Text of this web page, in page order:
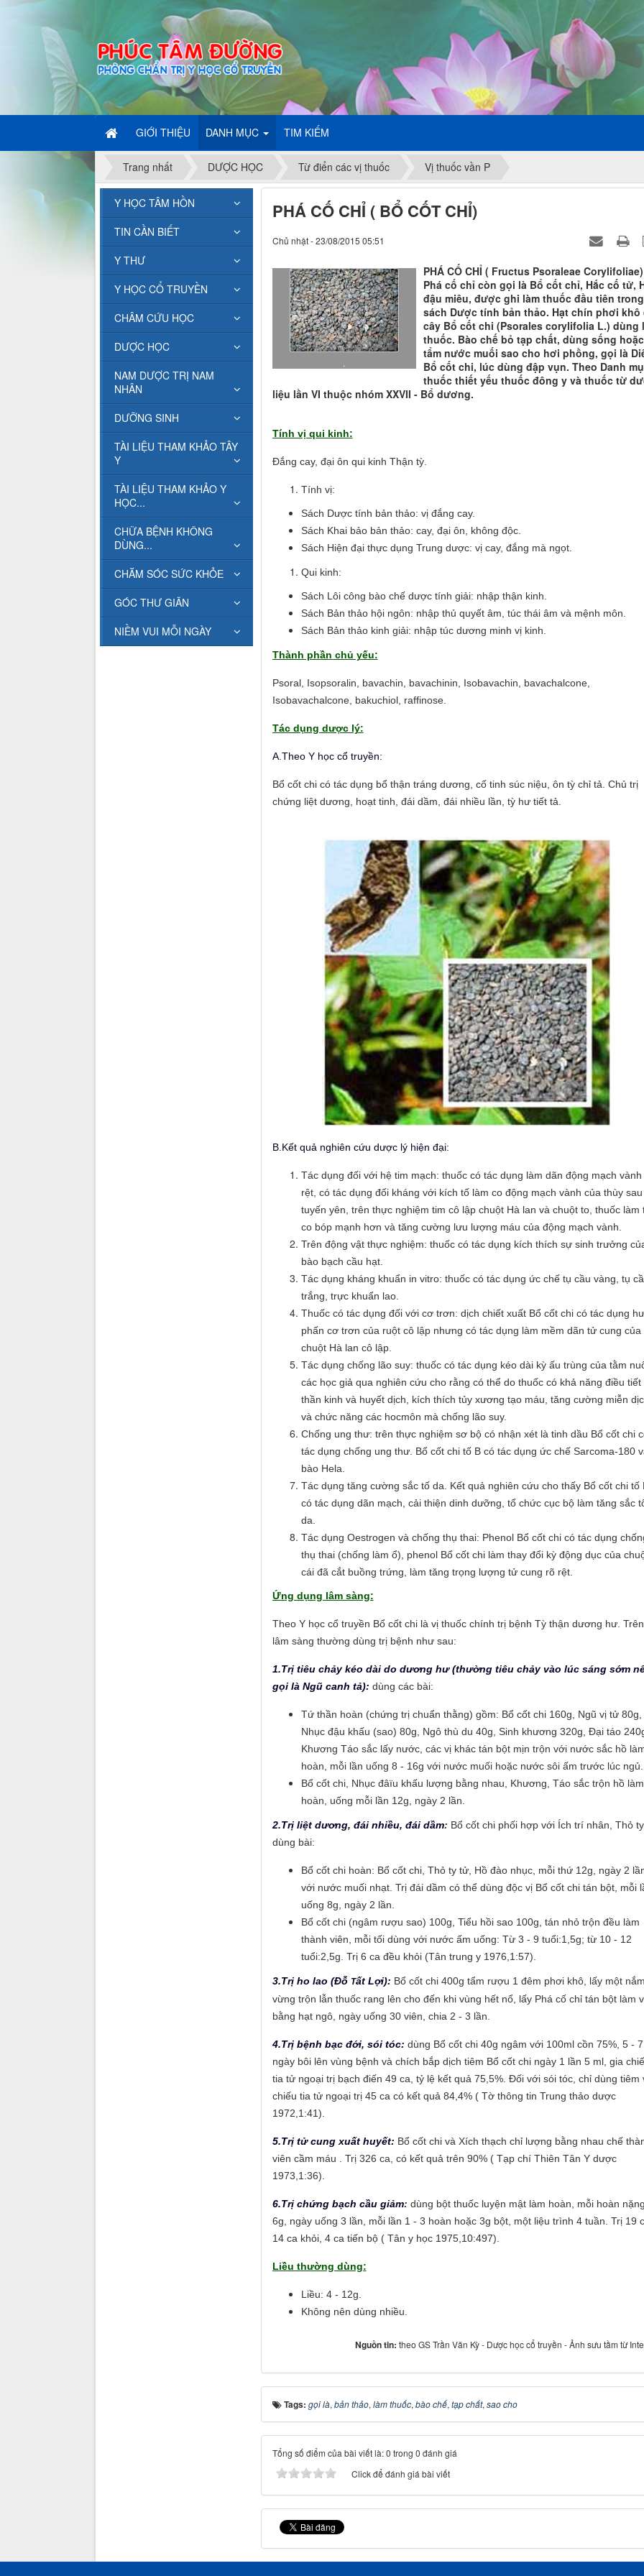
GIỚI THIỆU DANH MỤC TIM KIẾM
Trang nhất DƯỢC HỌC Từ điển các vị thuốc Vị thuốc vần P
PHÁ CỐ CHỈ ( BỔ CỐT CHỈ)
Chủ nhật - 23/08/2015 05:51
.
PHÁ CỐ CHỈ ( Fructus Psoraleae Corylifoliae)
Phá cố chỉ còn gọi là Bổ cốt chỉ, Hắc cố tử,
đậu miêu, được ghi làm thuốc đầu tiên trong
sách Dược tính bản thảo. Hạt chín phơi khô
cây Bổ cốt chi (Psorales corylifolia L.) dùng
thuốc. Bào chế bỏ tạp chất, dùng sống hoặc
tẩm nước muối sao cho hơi phồng, gọi là
Bổ cốt chi, lúc dùng đập vụn. Theo Danh
thuốc thiết yếu thuốc đông y và thuốc từ
liệu lần VI thuộc nhóm XXVII - Bổ dương.
Tính vị qui kinh:
Đắng cay, đại ôn qui kinh Thận tỳ.
Tính vị:
Sách Dược tính bản thảo: vị đắng cay.
Sách Khai bảo bản thảo: cay, đại ôn, không độc.
Sách Hiện đại thực dụng Trung dược: vị cay, đắng mà ngọt.
Qui kinh:
Sách Lôi công bào chế dược tính giải: nhập thận kinh.
Sách Bản thảo hội ngôn: nhập thủ quyết âm, túc thái âm và mệnh môn.
Sách Bản thảo kinh giải: nhập túc dương minh vị kinh.
Thành phần chủ yếu:
Psoral, Isopsoralin, bavachin, bavachinin, Isobavachin, bavachalcone,
Isobavachalcone, bakuchiol, raffinose.
Tác dụng dược lý:
A.Theo Y học cổ truyền:
Bổ cốt chi có tác dụng bổ thận tráng dương, cố tinh súc niệu, ôn tỳ chỉ tả. Chủ trị
chứng liệt dương, hoạt tinh, đái dầm, đái nhiều lần, tỳ hư tiết tả.
B.Kết quả nghiên cứu dược lý hiện đại:
Tác dụng đối với hệ tim mạch: thuốc có tác dụng làm dãn động mạch vành
rệt, có tác dụng đối kháng với kích tố làm co động mạch vành của thùy sau
tuyến yên, trên thực nghiệm tim cô lập chuột Hà lan và chuột to, thuốc làm
co bóp mạnh hơn và tăng cường lưu lượng máu của động mạch vành.
Trên động vật thực nghiệm: thuốc có tác dụng kích thích sự sinh trưởng
bào bạch cầu hạt.
Tác dụng kháng khuẩn in vitro: thuốc có tác dụng ức chế tụ cầu vàng, tụ
trắng, trực khuẩn lao.
Thuốc có tác dụng đối với cơ trơn: dịch chiết xuất Bổ cốt chi có tác dụng
phấn cơ trơn của ruột cô lập nhưng có tác dụng làm mềm dãn tử cung của
chuột Hà lan cô lập.
Tác dụng chống lão suy: thuốc có tác dụng kéo dài kỳ ấu trùng của tằm
các học giả qua nghiên cứu cho rằng có thể do thuốc có khả năng điều tiết
thần kinh và huyết dịch, kích thích tủy xương tạo máu, tăng cường miễn
và chức năng các hocmôn mà chống lão suy.
Chống ung thư: trên thực nghiệm sơ bộ có nhận xét là tinh dầu Bổ cốt chi
tác dụng chống ung thư. Bổ cốt chi tố B có tác dụng ức chế Sarcoma-180
bào Hela.
Tác dụng tăng cường sắc tố da. Kết quả nghiên cứu cho thấy Bổ cốt chi tố
có tác dụng dãn mạch, cải thiện dinh dưỡng, tổ chức cục bộ làm tăng sắc
da.
Tác dụng Oestrogen và chống thụ thai: Phenol Bổ cốt chi có tác dụng
thụ thai (chống làm ổ), phenol Bổ cốt chi làm thay đổi kỳ động dục của
cái đã cắt buồng trứng, làm tăng trọng lượng tử cung rõ rệt.
Ứng dụng lâm sàng:
Theo Y học cổ truyền Bổ cốt chi là vị thuốc chính trị bệnh Tỳ thận dương hư. Trên
lâm sàng thường dùng trị bệnh như sau:
1.Trị tiêu chảy kéo dài do dương hư (thường tiêu chảy vào lúc sáng sớm
gọi là Ngũ canh tả): dùng các bài:
Tứ thần hoàn (chứng trị chuẩn thằng) gồm: Bổ cốt chi 160g, Ngũ vị tử 80g,
Nhục đậu khấu (sao) 80g, Ngô thù du 40g, Sinh khương 320g, Đại táo
Khương Táo sắc lấy nước, các vị khác tán bột mịn trộn với nước sắc hồ
hoàn, mỗi lần uống 8 - 16g với nước muối hoặc nước sôi ấm trước lúc ngủ.
Bổ cốt chi, Nhục đâïu khấu lượng bằng nhau, Khương, Táo sắc trộn hồ làm
hoàn, uống mỗi lần 12g, ngày 2 lần.
2.Trị liệt dương, đái nhiều, đái dầm: Bổ cốt chi phối hợp với Ích trí nhân, Thỏ ty
dùng bài:
Bổ cốt chi hoàn: Bổ cốt chi, Thỏ ty tử, Hồ đào nhục, mỗi thứ 12g, ngày 2
với nước muối nhạt. Trị đái dầm có thể dùng độc vị Bổ cốt chi tán bột, mỗi
uống 8g, ngày 2 lần.
Bổ cốt chi (ngâm rượu sao) 100g, Tiểu hồi sao 100g, tán nhỏ trộn đều làm
thành viên, mỗi tối dùng với nước ấm uống: Từ 3 - 9 tuổi:1,5g; từ 10 - 12
tuổi:2,5g. Trị 6 ca đều khỏi (Tân trung y 1976,1:57).
3.Trị ho lao (Đỗ Tất Lợi): Bổ cốt chi 400g tẩm rượu 1 đêm phơi khô, lấy một nắm
vừng trộn lẫn thuốc rang lên cho đến khi vùng hết nổ, lấy Phá cố chỉ tán bột làm
bằng hạt ngô, ngày uống 30 viên, chia 2 - 3 lần.
4.Trị bệnh bạc đới, sói tóc: dùng Bổ cốt chi 40g ngâm với 100ml cồn 75%, 5 - 7
ngày bôi lên vùng bệnh và chích bắp dịch tiêm Bổ cốt chi ngày 1 lần 5 ml, gia
tia tử ngoại trị bạch điến 49 ca, tỷ lệ kết quả 75,5%. Đối với sói tóc, chỉ dùng tiêm
chiếu tia tử ngoại trị 45 ca có kết quả 84,4% ( Tờ thông tin Trung thảo dược
1972,1:41).
5.Trị tử cung xuất huyết: Bổ cốt chi và Xích thạch chỉ lượng bằng nhau chế
viên cầm máu . Trị 326 ca, có kết quả trên 90% ( Tạp chí Thiên Tân Y dược
1973,1:36).
6.Trị chứng bạch cầu giảm: dùng bột thuốc luyện mật làm hoàn, mỗi hoàn nặng
6g, ngày uống 3 lần, mỗi lần 1 - 3 hoàn hoặc 3g bột, một liệu trình 4 tuần. Trị 19
14 ca khỏi, 4 ca tiến bộ ( Tân y học 1975,10:497).
Liều thường dùng:
Liều: 4 - 12g.
Không nên dùng nhiều.
Nguồn tin:theo GS Trần Văn Kỳ - Dược học cổ truyền - Ảnh sưu tầm từ
Tags: gọi là, bản thảo, làm thuốc, bào chế, tạp chất, sao cho
Tổng số điểm của bài viết là: 0 trong 0 đánh giá
Click để đánh giá bài viết
Y HỌC TÂM HỒN
TIN CẦN BIẾT
Y THƯ
Y HỌC CỔ TRUYỀN
CHÂM CỨU HỌC
DƯỢC HỌC
NAM DƯỢC TRỊ NAM
NHÂN
DƯỠNG SINH
TÀI LIỆU THAM KHẢO TÂY
Y
TÀI LIỆU THAM KHẢO Y
HỌC...
CHỮA BỆNH KHÔNG
DÙNG...
CHĂM SÓC SỨC KHỎE
GÓC THƯ GIÃN
NIỀM VUI MỖI NGÀY